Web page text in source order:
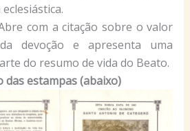
com a citação sobre o valor
devoção e apresenta uma
do resumo de vida do Beato.
das estampas (abaixo)